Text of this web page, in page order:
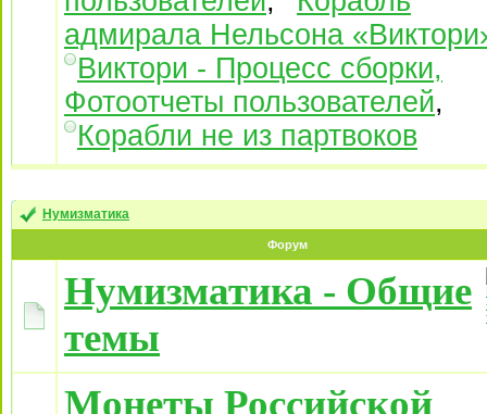
адмирала Нельсона
Виктори - Процесс сборки,
Фотоотчеты пользователей,
Корабли не из партвоков
Нумизматика
Форум
Нумизматика - Общие
темы
Монеты Российской